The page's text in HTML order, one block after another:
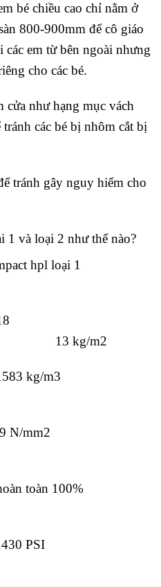
bé chiều cao chỉ nằm ở
800-900mm để cô giáo
các em từ bên ngoài nhưng
cho các bé.
như hạng mục vách
các bé bị nhôm cắt bị
tránh gây nguy hiểm cho
1 và loại 2 như thế nào?
hpl loại 1
kg/m2
kg/m3
9 N/mm2
toàn 100%
1430 PSI